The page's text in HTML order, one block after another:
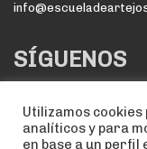
SÍGUENOS
Utilizamos
analíticos y para
en base a un